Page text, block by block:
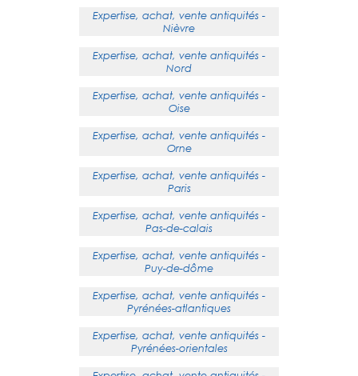
Expertise, achat, vente antiquités -
Nièvre
Expertise, achat, vente antiquités -
Nord
Expertise, achat, vente antiquités -
Oise
Expertise, achat, vente antiquités -
Orne
Expertise, achat, vente antiquités -
Paris
Expertise, achat, vente antiquités -
Pas-de-calais
Expertise, achat, vente antiquités -
Puy-de-dôme
Expertise, achat, vente antiquités -
Pyrénées-atlantiques
Expertise, achat, vente antiquités -
Pyrénées-orientales